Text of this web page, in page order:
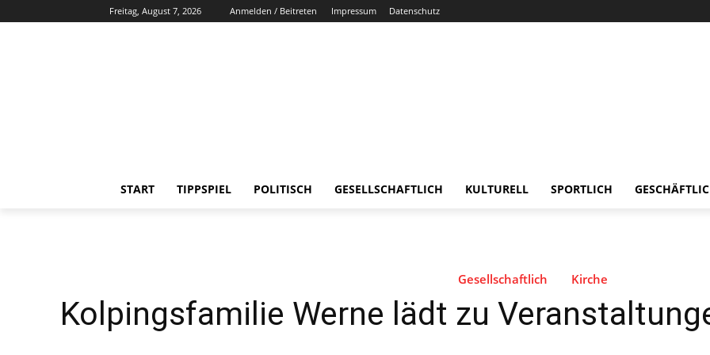
Freitag, August 7, 2026 Anmelden / Beitreten Impressum Datenschutz
START TIPPSPIEL POLITISCH GESELLSCHAFTLICH KULTURELL SPORTLICH
Gesellschaftlich Kirche
Kolpingsfamilie Werne lädt zu